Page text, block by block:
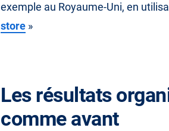
exemple au Royaume-Uni, en
store »
Les résultats
comme avant